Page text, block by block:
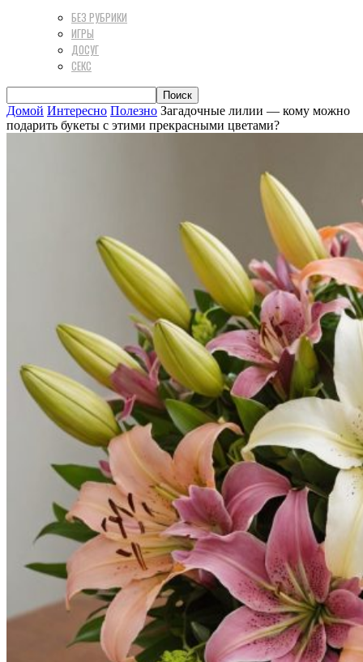
БЕЗ РУБРИКИ
ИГРЫ
ДОСУГ
СЕКС
Домой Интересно Полезно Загадочные лилии — кому можно
подарить букеты с этими прекрасными цветами?